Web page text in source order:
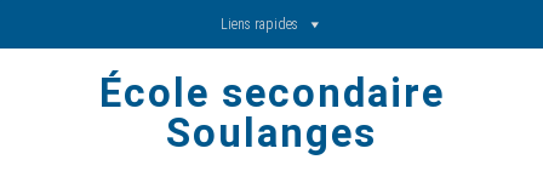
to
to
Liens rapides
École secondaire
Soulanges